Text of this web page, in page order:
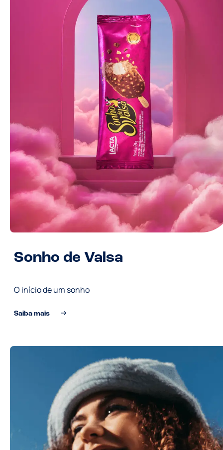
Sonho de Valsa
O início de um sonho
Saiba mais